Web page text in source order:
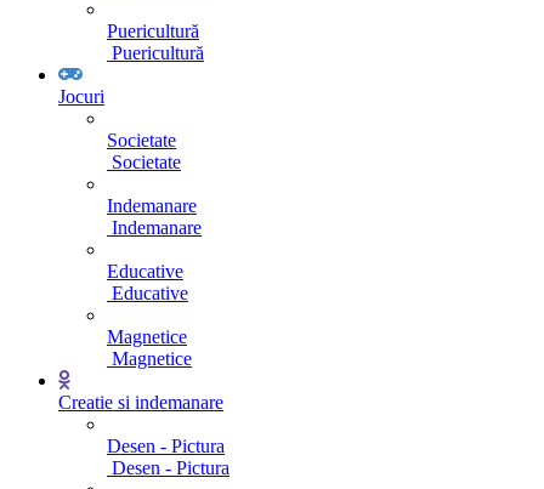
Puericultură
Puericultură
Jocuri
Societate
Societate
Indemanare
Indemanare
Educative
Educative
Magnetice
Magnetice
Creatie si indemanare
Desen - Pictura
Desen - Pictura